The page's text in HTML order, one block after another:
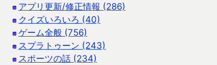
アプリ更新/修正情報 (286)
クイズいろいろ (40)
ゲーム全般 (756)
スプラトゥーン (243)
スポーツの話 (234)